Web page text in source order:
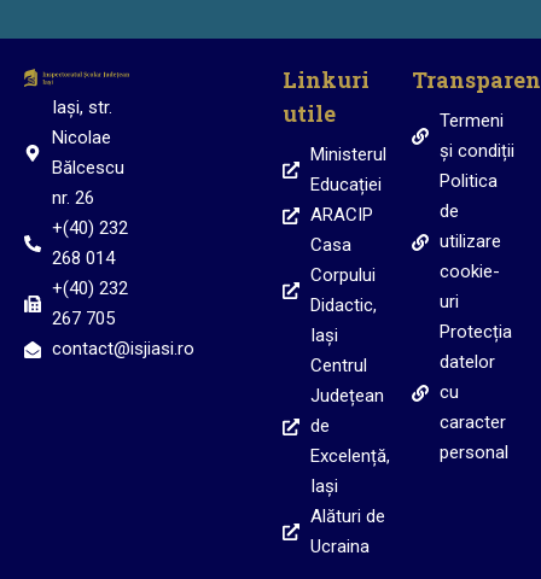
Iași, str.
Nicolae
Bălcescu
nr. 26
+(40) 232
268 014
+(40) 232
267 705
contact@isjiasi.ro
Linkuri
utile
Ministerul
Educației
ARACIP
Casa
Corpului
Didactic,
Iași
Centrul
Județean
de
Excelență,
Iași
Alături de
Ucraina
Termeni
și condiții
Politica
de
utilizare
cookie-
uri
Protecția
datelor
cu
caracter
personal